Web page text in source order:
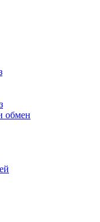
обмен